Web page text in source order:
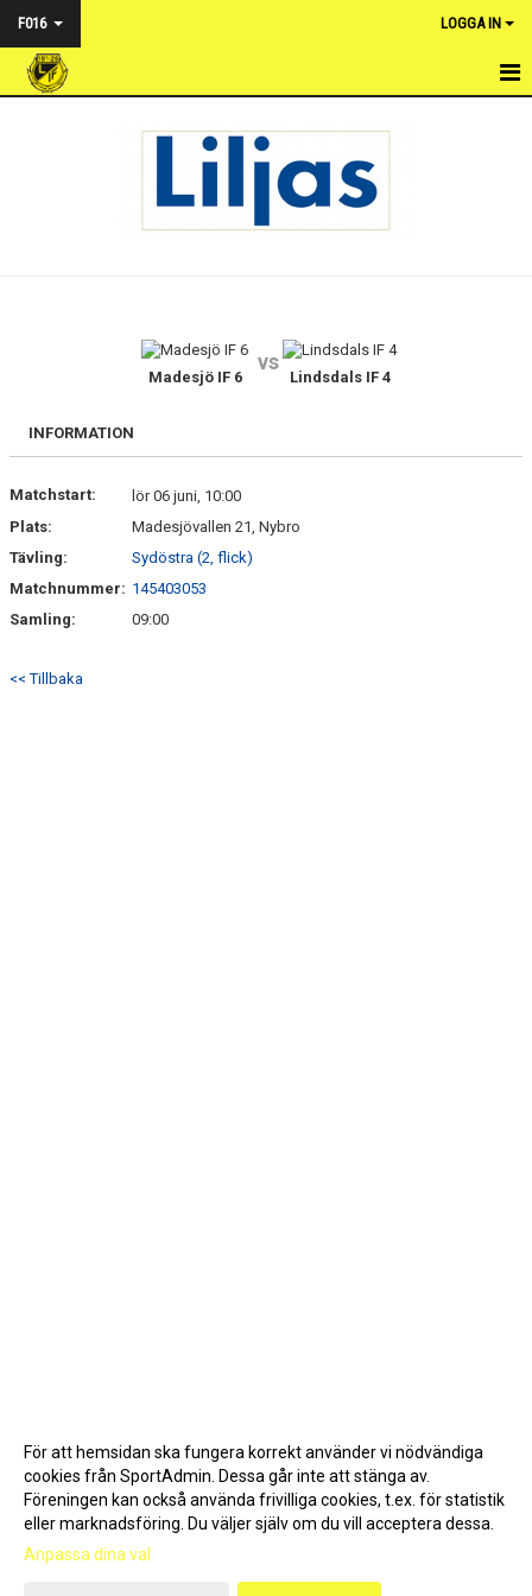
F016 LOGGA IN
DOKUMENT
Madesjö IF 6
vs
Lindsdals IF 4
INFORMATION
Matchstart:
lör 06 juni, 10:00
Plats:
Madesjövallen 21, Nybro
Tävling:
Sydöstra (2, flick)
Matchnummer: 145403053
Samling:
09:00
<< Tillbaka
Gå till Webbversion
För att hemsidan ska fungera korrekt använder vi nödvändiga
cookies från SportAdmin. Dessa går inte att stänga av.
Föreningen kan också använda frivilliga cookies, t.ex. för statistik
eller marknadsföring. Du väljer själv om du vill acceptera dessa.
Anpassa dina val